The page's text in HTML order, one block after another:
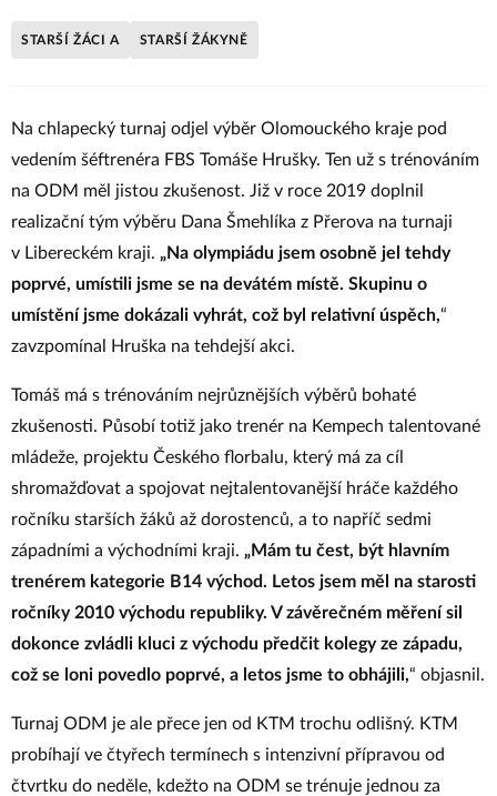
STARŠÍ ŽÁCI A STARŠÍ ŽÁKYNĚ
Na chlapecký turnaj odjel výběr Olomouckého kraje pod
vedením šéftrenéra FBS Tomáše Hrušky. Ten už s trénováním
na ODM měl jistou zkušenost. Již v roce 2019 doplnil
realizační tým výběru Dana Šmehlíka z Přerova na turnaji
v Libereckém kraji. „Na olympiádu jsem osobně jel tehdy
poprvé, umístili jsme se na devátém místě. Skupinu o
umístění jsme dokázali vyhrát, což byl relativní úspěch,“
zavzpomínal Hruška na tehdejší akci.
Tomáš má s trénováním nejrůznějších výběrů bohaté
zkušenosti. Působí totiž jako trenér na Kempech talentované
mládeže, projektu Českého florbalu, který má za cíl
shromažďovat a spojovat nejtalentovanější hráče každého
ročníku starších žáků až dorostenců, a to napříč sedmi
západními a východními kraji. „Mám tu čest, být hlavním
trenérem kategorie B14 východ. Letos jsem měl na starosti
ročníky 2010 východu republiky. V závěrečném měření sil
dokonce zvládli kluci z východu předčit kolegy ze západu,
což se loni povedlo poprvé, a letos jsme to obhájili,“ objasnil.
Turnaj ODM je ale přece jen od KTM trochu odlišný. KTM
probíhají ve čtyřech termínech s intenzivní přípravou od
čtvrtku do neděle, kdežto na ODM se trénuje jednou za